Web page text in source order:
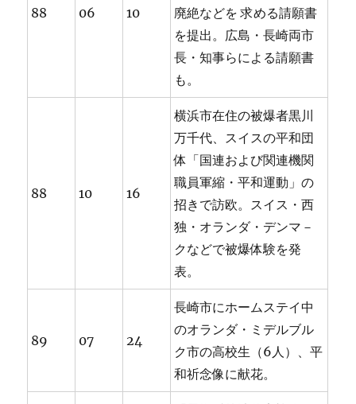
88 06 10
廃絶などを 求める請願書
を提出。広島・長崎両市
長・知事らによる請願書
も。
88 10 16
横浜市在住の被爆者黒川
万千代、スイスの平和団
体「国連および関連機関
職員軍縮・平和運動」の
招きで訪欧。スイス・西
独・オランダ・デンマ－
クなどで被爆体験を発
表。
89 07 24
長崎市にホームステイ中
のオランダ・ミデルブル
ク市の高校生（6人）、平
和祈念像に献花。